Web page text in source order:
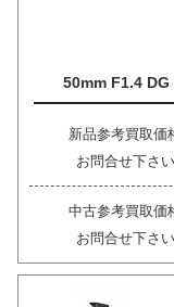
50mm F1.4 DG
新品参考買取価
お問合せ下さい
中古参考買取価
お問合せ下さい